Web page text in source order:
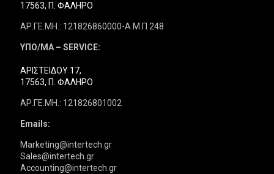
17563, Π. ΦΑΛΗΡΟ
ΑΡ.ΓΕ.ΜΗ.: 121826860000-Α.Μ.Π 248
ΥΠΟ/ΜΑ – SERVICE:
ΑΡΙΣΤΕΙΔΟΥ 17,
17563, Π. ΦΑΛΗΡΟ
ΑΡ.ΓΕ.ΜΗ.: 121826801002
Emails:
Marketing@intertech.gr
Sales@intertech.gr
Accounting@intertech.gr